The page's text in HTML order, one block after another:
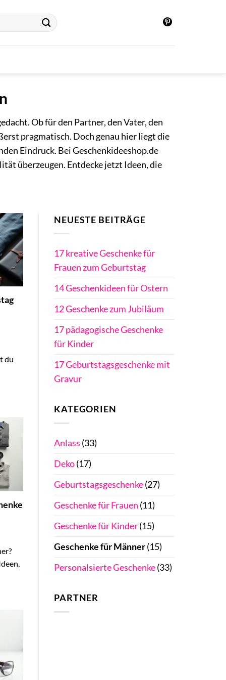
Ob für den Partner, den Vater, den
pragmatisch. Doch genau hier liegt die
Eindruck. Bei Geschenkideeshop.de
überzeugen. Entdecke jetzt Ideen, die
du
NEUESTE BEITRÄGE
17 kreative Geschenke für
Frauen zum Geburtstag
14 Geschenkideen für Ostern
12 Geschenke zum Jubiläum
17 pädagogische Geschenke
für Kinder
17 Geburtstagsgeschenke mit
Gravur
KATEGORIEN
Anlass (33)
Deko(17)
Geburtstagsgeschenke(27)
Geschenke für Frauen (11)
Geschenke für Kinder(15)
Geschenke für Männer(15)
Personalsierte Geschenke(33)
PARTNER